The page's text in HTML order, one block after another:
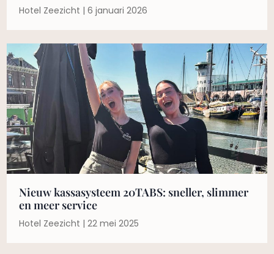
Hotel Zeezicht 6 januari 2026
Nieuw kassasysteem 20TABS: sneller, slimmer
en meer service
Hotel Zeezicht 22 mei 2025